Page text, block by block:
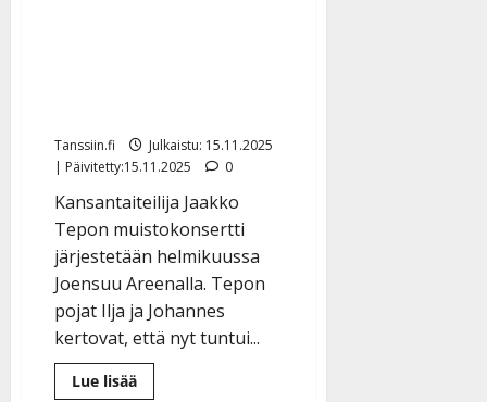
Tanssiin.fi
Julkaistu: 15.11.2025
| Päivitetty:15.11.2025
0
Kansantaiteilija Jaakko
Tepon muistokonsertti
järjestetään helmikuussa
Joensuu Areenalla. Tepon
pojat Ilja ja Johannes
kertovat, että nyt tuntui...
Lue lisääLue
lisää